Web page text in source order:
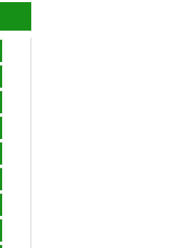
de Automotores
General
Profesional